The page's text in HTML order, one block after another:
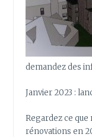
demandez des
Janvier 2023 :
Regardez ce
rénovations en